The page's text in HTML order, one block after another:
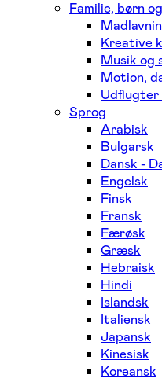
Familie, børn
Kreative
Musik og
Motion,
Sprog
Arabisk
Bulgarsk
Dansk -
Engelsk
Finsk
Fransk
Færøsk
Græsk
Hebraisk
Hindi
Islandsk
Italiensk
Japansk
Kinesisk
Koreansk